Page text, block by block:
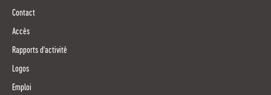
Contact
Accès
Rapports d'activité
Logos
Emploi